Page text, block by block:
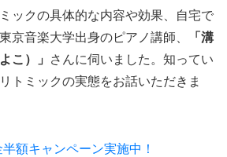
ックの具体的な内容や効果、自宅で
京音楽大学出身のピアノ講師、
「溝
こ）」 さんに伺いました。知ってい
トミックの実態をお話いただきま
額キャンペーン実施中！